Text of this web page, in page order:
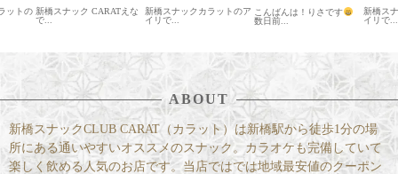
えな
新橋スナックカラットのア こんばんは！りさです
数日前...
新橋スナックカラットのア
イリで...
こ
ク
ABOUT
新橋スナックCLUB CARAT（カラット）は新橋駅から徒歩1分の場
所にある通いやすいオススメのスナック。カラオケも完備していて
楽しく飲める人気のお店です。当店ではでは地域最安値のクーポン